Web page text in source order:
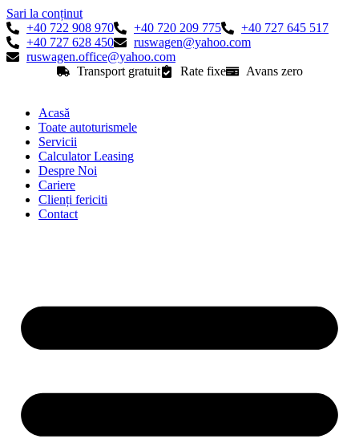
Sari la conținut
+40 722 908 970
+40 720 209 775
+40 727 645 517
+40 727 628 450
ruswagen@yahoo.com
ruswagen.office@yahoo.com
Transport gratuit
Rate fixe Avans zero
Acasă
Toate autoturismele
Servicii
Calculator Leasing
Despre Noi
Cariere
Clienți fericiti
Contact